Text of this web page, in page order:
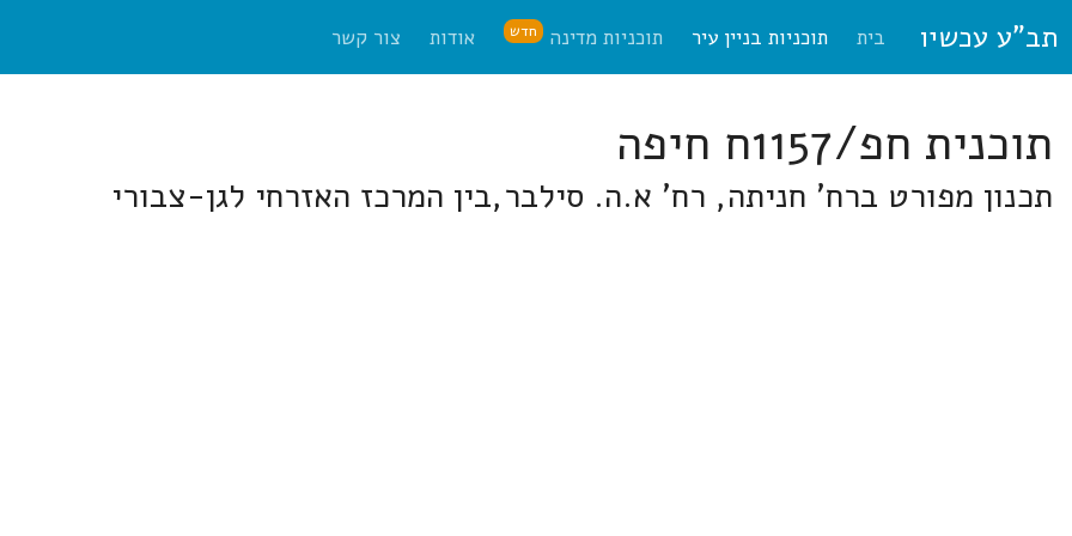
תב"ע עכשיו בית תוכניות בניין עיר תוכניות מדינה חדש אודות צור קשר
תוכנית חפ/1157ח חיפה
תכנון מפורט ברח' חניתה, רח' א.ה. סילבר,בין המרכז האזרחי לגן-צבורי